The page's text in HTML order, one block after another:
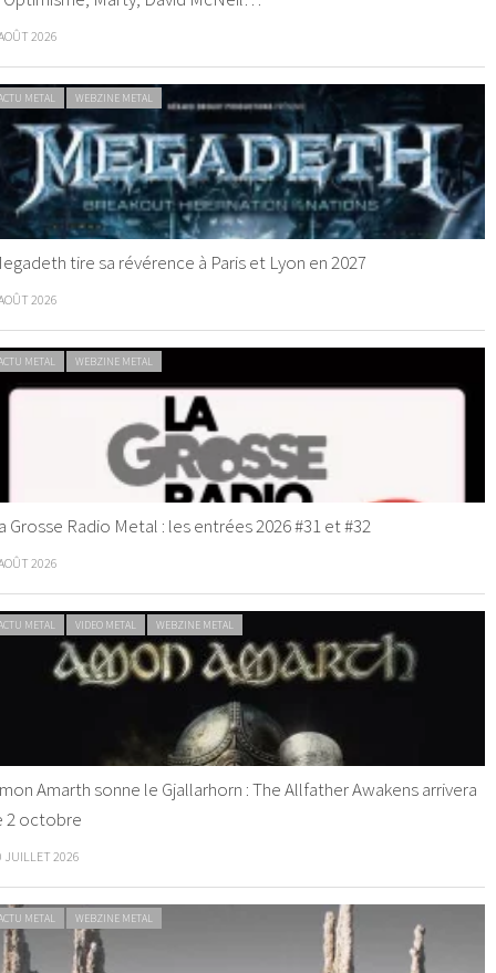
2026
METAL WEBZINE METAL
tire sa révérence à Paris et Lyon en 2027
2026
METAL WEBZINE METAL
Grosse Radio Metal : les entrées 2026 #31 et #32
2026
METAL VIDEO METAL WEBZINE METAL
Amarth sonne le Gjallarhorn : The Allfather Awakens arrivera
2 octobre
JUILLET 2026
METAL WEBZINE METAL